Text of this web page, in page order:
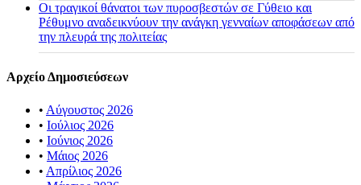
Οι τραγικοί θάνατοι των πυροσβεστών σε Γύθειο και
Ρέθυμνο αναδεικνύουν την ανάγκη γενναίων αποφάσεων από
την πλευρά της πολιτείας
Αρχείο Δημοσιεύσεων
• Αύγουστος 2026
• Ιούλιος 2026
• Ιούνιος 2026
• Μάιος 2026
• Απρίλιος 2026